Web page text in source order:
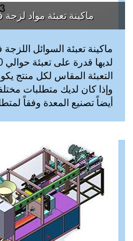
ماكينة تعبئة مواد
ماكينة تعبئة السوائل
وإذا كان لديك متطلبات
أيضاً تصنيع المعدة وفقاً